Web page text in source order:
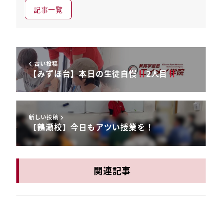
記事一覧
古い投稿
【みずほ台】本日の生徒自慢 2人目
新しい投稿
【鶴瀬校】今日もアツい授業を！
関連記事